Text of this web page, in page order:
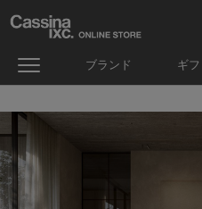
ブランド ギフ